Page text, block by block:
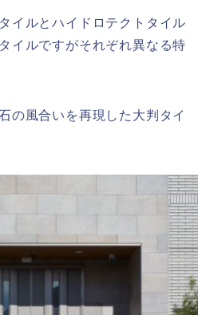
イルとハイドロテクトタイル
イルですがそれぞれ異なる特
の風合いを再現した大判タイ